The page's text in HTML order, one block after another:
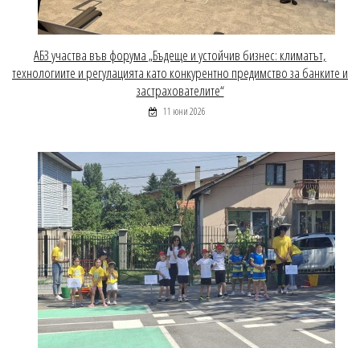
АБЗ участва във форума „Бъдеще и устойчив бизнес: климатът,
технологиите и регулацията като конкурентно предимство за банките и
застрахователите“
11 юни 2026